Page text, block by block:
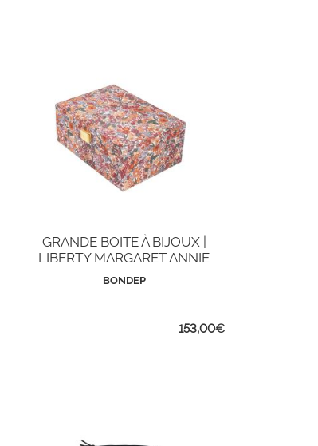
GRANDE BOITE À BIJOUX |
LIBERTY MARGARET ANNIE
BONDEP
153,00€